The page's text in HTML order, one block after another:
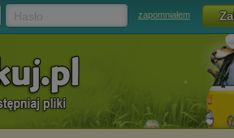
zapomniałem